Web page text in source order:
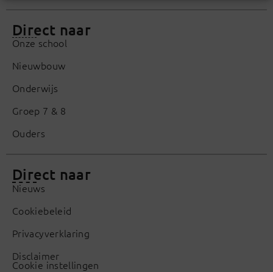
Direct naar
Onze school
Nieuwbouw
Onderwijs
Groep 7 & 8
Ouders
Direct naar
Nieuws
Cookiebeleid
Privacyverklaring
Disclaimer
Cookie instellingen